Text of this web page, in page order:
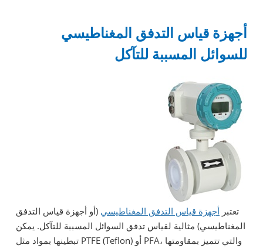
أجهزة قياس التدفق المغناطيسي
للسوائل المسببة للتآكل
تعتبر أجهزة قياس التدفق المغناطيسي (أو أجهزة قياس التدفق
المغناطيسي) مثالية لقياس تدفق السوائل المسببة للتآكل. يمكن
تبطينها بمواد مثل PTFE (Teflon) أو PFA، والتي تتميز بمقاومتها